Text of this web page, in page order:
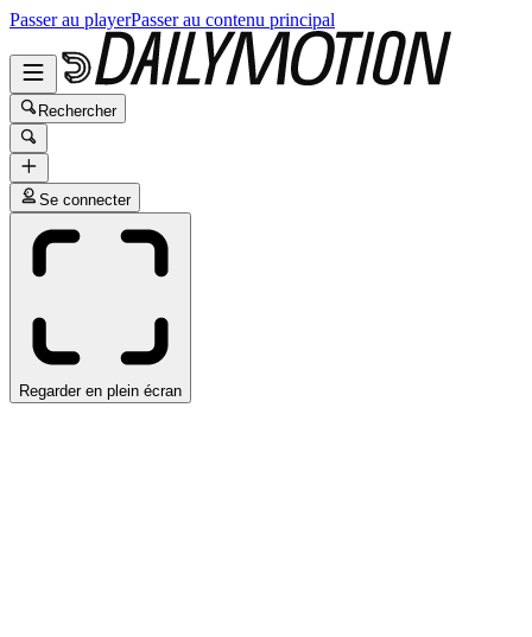
Passer au playerPasser au contenu principal
Rechercher
Se connecter
Regarder en plein écran